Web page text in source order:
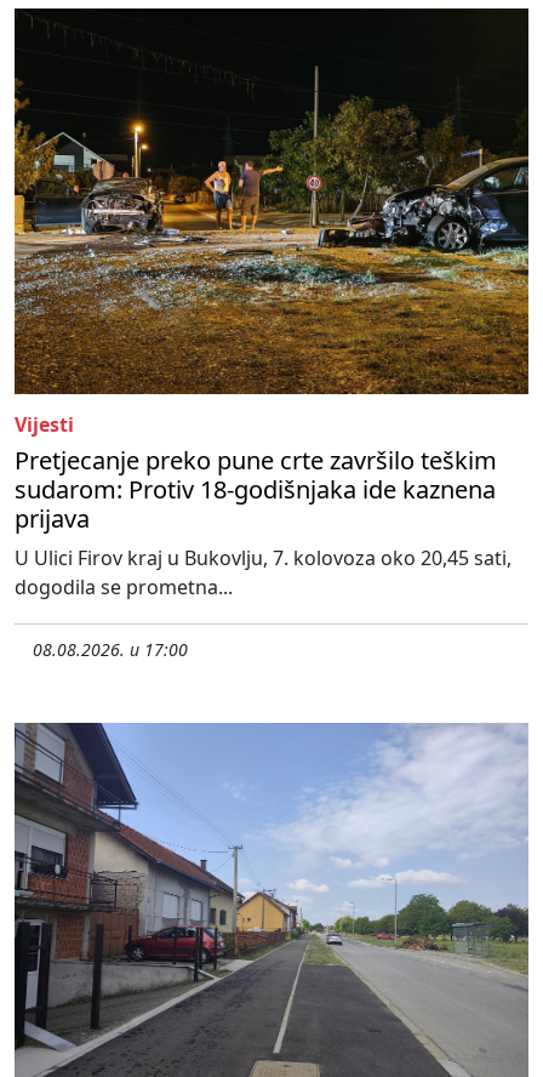
Vijesti
Pretjecanje preko pune crte završilo teškim
sudarom: Protiv 18-godišnjaka ide kaznena
prijava
U Ulici Firov kraj u Bukovlju, 7. kolovoza oko 20,45 sati,
dogodila se prometna...
08.08.2026. u 17:00